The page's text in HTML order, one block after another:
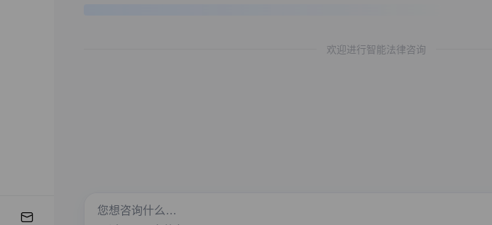
欢迎进行智能法律咨询